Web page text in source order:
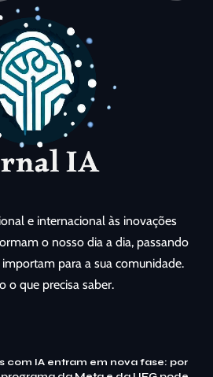
e internacional às inovações
o nosso dia a dia, passando
para a sua comunidade.
o que precisa saber.
com IA entram em nova fase: por